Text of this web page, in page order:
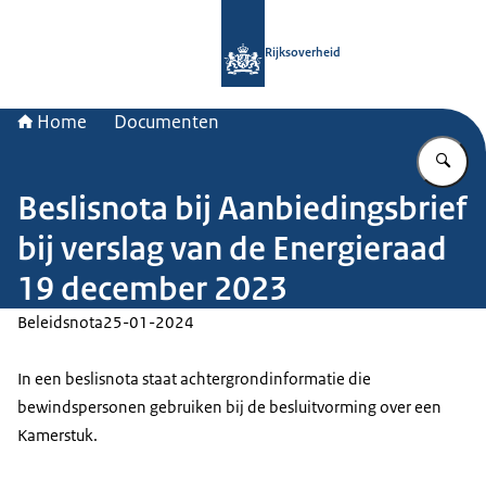
Rijksoverheid
Home Documenten
Beslisnota bij Aanbiedingsbrief
bij verslag van de Energieraad
19 december 2023
Beleidsnota25-01-2024
In een beslisnota staat achtergrondinformatie die
bewindspersonen gebruiken bij de besluitvorming over een
Kamerstuk.